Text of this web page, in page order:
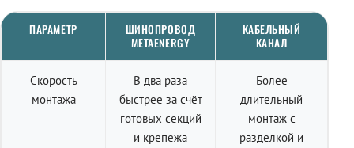
ПАРАМЕТР
ШИНОПРОВОД
METAENERGY
КАБЕЛЬНЫЙ
КАНАЛ
Скорость
монтажа
В два раза
быстрее за счёт
готовых секций
и крепежа
Более
длительный
монтаж с
разделкой и